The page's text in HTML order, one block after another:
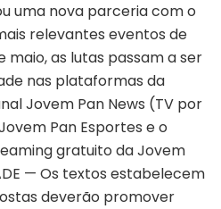
uma nova parceria com o
relevantes eventos de
maio, as lutas passam a ser
nas plataformas da
Jovem Pan News (TV por
Pan Esportes e o
gratuito da Jovem
— Os textos estabelecem
deverão promover